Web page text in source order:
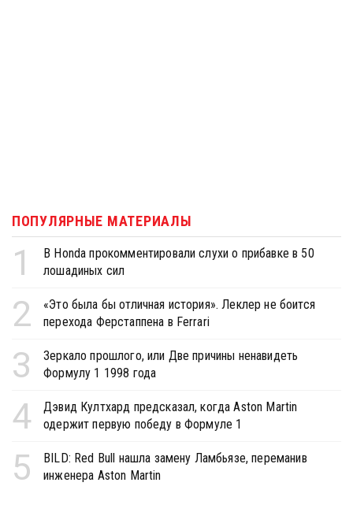
ПОПУЛЯРНЫЕ МАТЕРИАЛЫ
1
В Honda прокомментировали слухи о прибавке в 50
лошадиных сил
2
«Это была бы отличная история». Леклер не боится
перехода Ферстаппена в Ferrari
3
Зеркало прошлого, или Две причины ненавидеть
Формулу 1 1998 года
4
Дэвид Култхард предсказал, когда Aston Martin
одержит первую победу в Формуле 1
5
BILD: Red Bull нашла замену Ламбьязе, переманив
инженера Aston Martin